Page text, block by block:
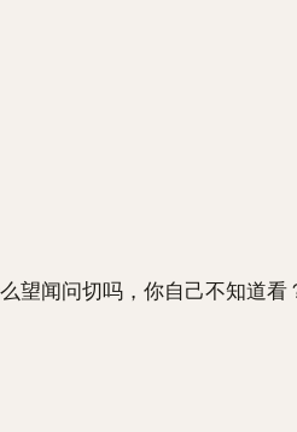
闻问切吗，你自己不知道看